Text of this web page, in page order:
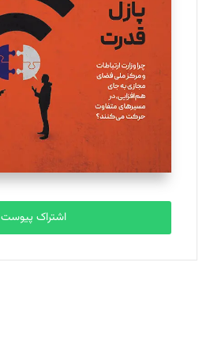
یسنا امان‌پور
تحریریه
ملینا جعفری
تحریریه
مصطفی مسجدی آرانی
تحریریه
بابک نقاش
تحریریه
اشتراک پیوست